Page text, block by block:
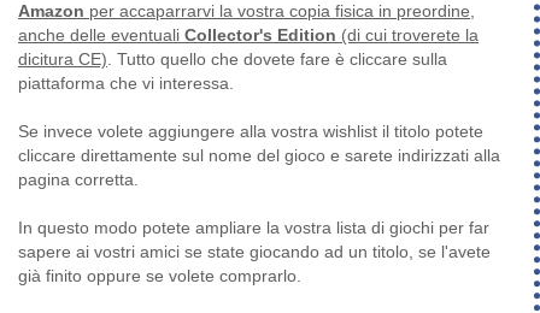
Amazon per accaparrarvi la vostra copia fisica in preordine,
anche delle eventuali Collector's Edition (di cui troverete la
dicitura CE). Tutto quello che dovete fare è cliccare sulla
piattaforma che vi interessa.
Se invece volete aggiungere alla vostra wishlist il titolo potete
cliccare direttamente sul nome del gioco e sarete indirizzati alla
pagina corretta.
In questo modo potete ampliare la vostra lista di giochi per far
sapere ai vostri amici se state giocando ad un titolo, se l'avete
già finito oppure se volete comprarlo.